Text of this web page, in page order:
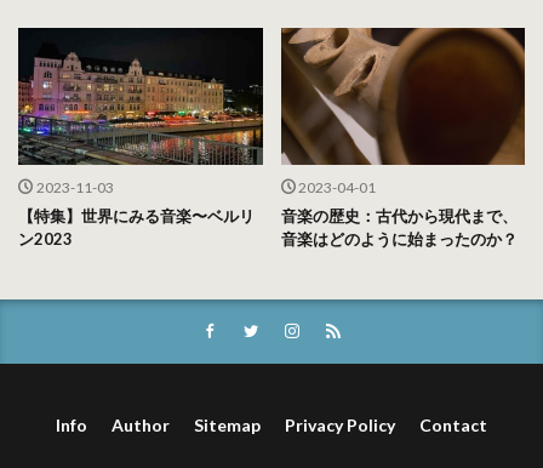
2023-11-03
【特集】世界にみる音楽〜ベルリ
ン2023
2023-04-01
音楽の歴史：古代から現代まで、
音楽はどのように始まったのか？
Info Author Sitemap Privacy Policy Contact